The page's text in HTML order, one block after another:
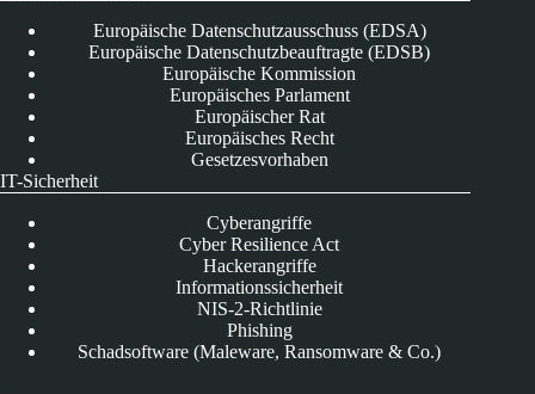
Europäische Datenschutzausschuss (EDSA)
Europäische Datenschutzbeauftragte (EDSB)
Europäische Kommission
Europäisches Parlament
Europäischer Rat
Europäisches Recht
Gesetzesvorhaben
IT-Sicherheit
Cyberangriffe
Cyber Resilience Act
Hackerangriffe
Informationssicherheit
NIS-2-Richtlinie
Phishing
Schadsoftware (Maleware, Ransomware & Co.)